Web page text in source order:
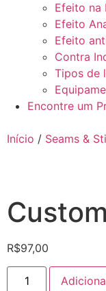
Efeito na
Efeito
Efeito
Contra
Tipos de
Encontre um
Início / Seams &
R$97,00